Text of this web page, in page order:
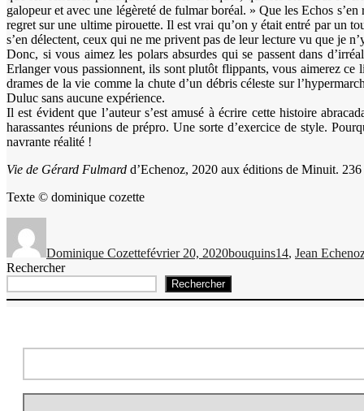
galopeur et avec une légèreté de fulmar boréal. » Que les Echos
regret sur une ultime pirouette. Il est vrai qu’on y était entré par un
s’en délectent, ceux qui ne me privent pas de leur lecture vu que je
Donc, si vous aimez les polars absurdes qui se passent dans
Erlanger vous passionnent, ils sont plutôt flippants, vous aimerez ce
drames de la vie comme la chute d’un débris céleste sur
Duluc sans aucune expérience.
Il est évident que l’auteur s’est amusé à écrire cette histoire
harassantes réunions de prépro. Une sorte d’exercice de style.
navrante réalité !
Vie de Gérard Fulmard d’Echenoz, 2020 aux éditions de Minuit.
Texte © dominique cozette
Dominique Cozettefévrier 20, 2020bouquins14, Jean
Rechercher
Rechercher